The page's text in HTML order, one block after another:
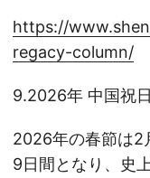
https://
regacy-column/
9.2026年 中国祝
2026年の春節は2
9日間となり、史